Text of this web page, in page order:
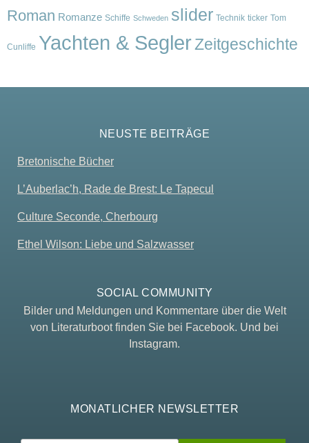
Roman Romanze Schiffe Schweden slider Technik ticker Tom
Cunliffe Yachten & SeglerZeitgeschichte
NEUSTE BEITRÄGE
Bretonische Bücher
L’Auberlac’h, Rade de Brest: Le Tapecul
Culture Seconde, Cherbourg
Ethel Wilson: Liebe und Salzwasser
SOCIAL COMMUNITY
Bilder und Meldungen und Kommentare über die Welt
von Literaturboot finden Sie bei Facebook. Und bei
Instagram.
MONATLICHER NEWSLETTER